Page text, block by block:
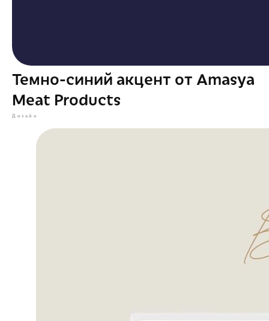
Темно-синий акцент от Amasya
Meat Products
Дизайн